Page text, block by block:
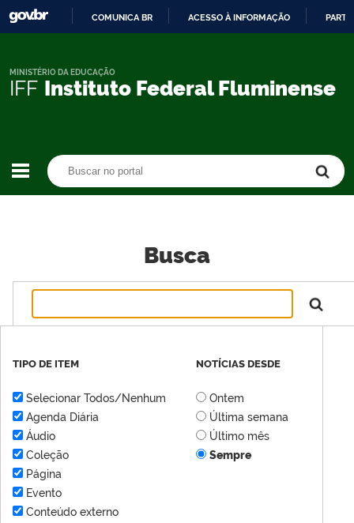
CONTEÚDO
COMUNICA BR ACESSO À INFORMAÇÃO
IFF Instituto Federal Fluminense
MINISTÉRIO DA EDUCAÇÃO
Busca
TIPO DE ITEM
Selecionar Todos/Nenhum
Agenda Diária
Áudio
Coleção
Página
Evento
Conteúdo externo
NOTÍCIAS DESDE
Ontem
Última semana
Último mês
Sempre